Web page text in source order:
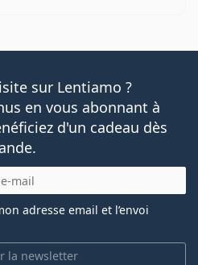
sur Lentiamo ?
en vous abonnant à
d'un cadeau dès
la newsletter
adresse email et l’envoi